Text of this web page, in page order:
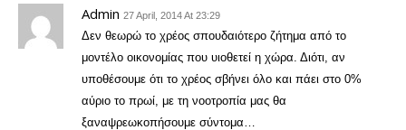
Admin 27 April, 2014 At 23:29
Δεν θεωρώ το χρέος σπουδαιότερο ζήτημα από το
μοντέλο οικονομίας που υιοθετεί η χώρα. Διότι, αν
υποθέσουμε ότι το χρέος σβήνει όλο και πάει στο 0%
αύριο το πρωί, με τη νοοτροπία μας θα
ξαναψρεωκοπήσουμε σύντομα…